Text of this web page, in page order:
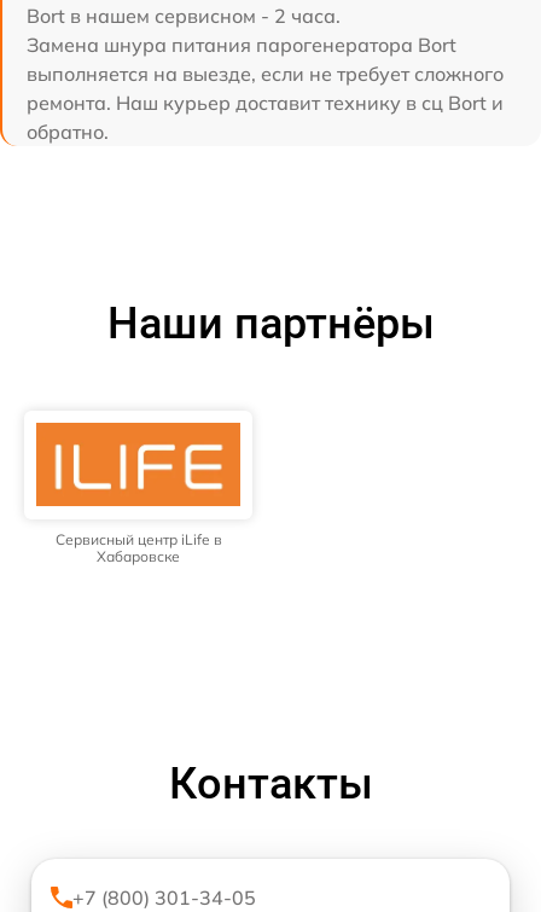
Bort в нашем сервисном - 2 часа.
Замена шнура питания парогенератора Bort
выполняется на выезде, если не требует сложного
ремонта. Наш курьер доставит технику в сц Bort и
обратно.
Наши партнёры
Сервисный центр iLife в
Хабаровске
Контакты
+7 (800) 301-34-05